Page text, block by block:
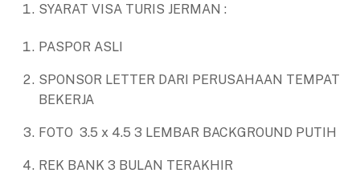
SYARAT VISA TURIS JERMAN :
PASPOR ASLI
SPONSOR LETTER DARI PERUSAHAAN TEMPAT
BEKERJA
FOTO 3.5 x 4.5 3 LEMBAR BACKGROUND PUTIH
REK BANK 3 BULAN TERAKHIR